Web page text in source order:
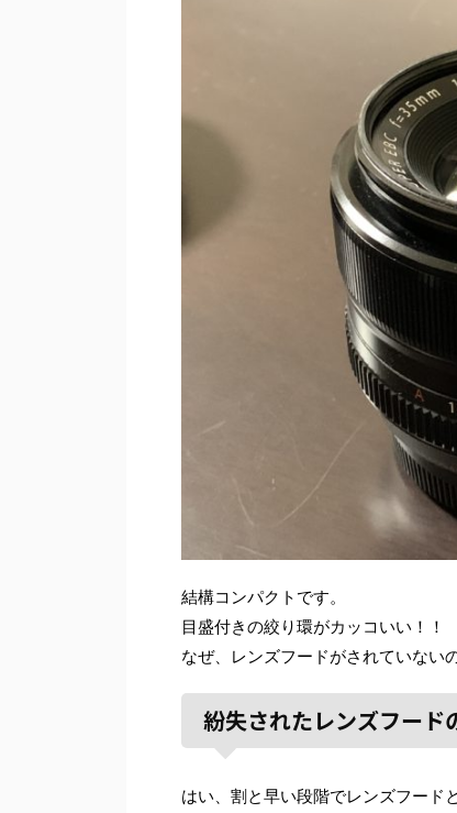
結構コンパクトです。
目盛付きの絞り環がカッコいい！！
なぜ、レンズフードがされていない
紛失されたレンズフード
はい、割と早い段階でレンズフード